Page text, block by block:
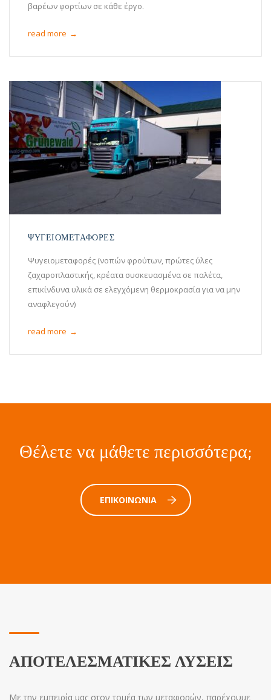
βαρέων φορτίων σε κάθε έργο.
read more →
ΨΥΓΕΙΟΜΕΤΑΦΟΡΕΣ
Ψυγειομεταφορές (νοπών φρούτων, πρώτες ύλες
ζαχαροπλαστικής, κρέατα συσκευασμένα σε παλέτα,
επικίνδυνα υλικά σε ελεγχόμενη θερμοκρασία για να μην
αναφλεγούν)
read more →
Θέλετε να μάθετε περισσότερα;
ΕΠΙΚΟΙΝΩΝΊΑ
ΑΠΟΤΕΛΕΣΜΑΤΙΚΈΣ ΛΎΣΕΙΣ
Με την εμπειρία μας στον τομέα των μεταφορών, παρέχουμε